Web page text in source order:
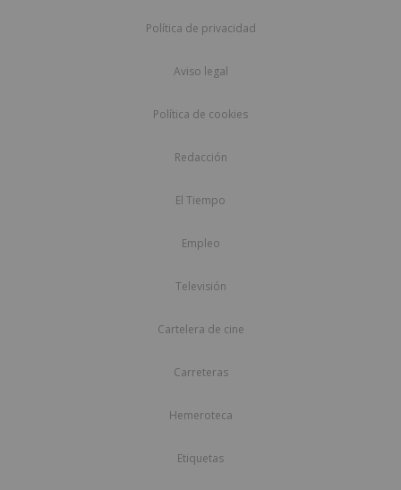
Política de privacidad
Aviso legal
Política de cookies
Redacción
El Tiempo
Empleo
Televisión
Cartelera de cine
Carreteras
Hemeroteca
Etiquetas